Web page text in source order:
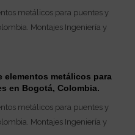
elementos metálicos para
en Bogotá, Colombia.